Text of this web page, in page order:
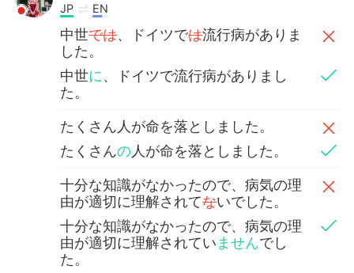
JP EN
中世では、ドイツでは流行病がありま
した。
中世に、ドイツで流行病がありまし
た。
たくさん人が命を落としました。
たくさんの人が命を落としました。
十分な知識がなかったので、病気の理
由が適切に理解されてないでした。
十分な知識がなかったので、病気の理
由が適切に理解されていませんでし
た。